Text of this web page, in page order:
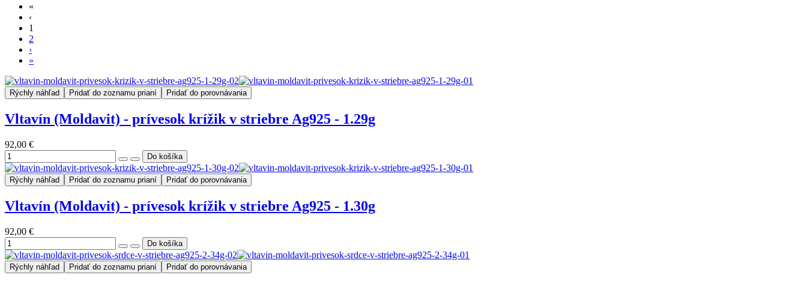
«
‹
1
2
›
»
Rýchly náhľad Pridať do zoznamu prianí Pridať do porovnávania
Vltavín (Moldavit) - prívesok krížik v striebre Ag925 - 1.29g
92,00 €
Rýchly náhľad Pridať do zoznamu prianí Pridať do porovnávania
Vltavín (Moldavit) - prívesok krížik v striebre Ag925 - 1.30g
92,00 €
Rýchly náhľad Pridať do zoznamu prianí Pridať do porovnávania